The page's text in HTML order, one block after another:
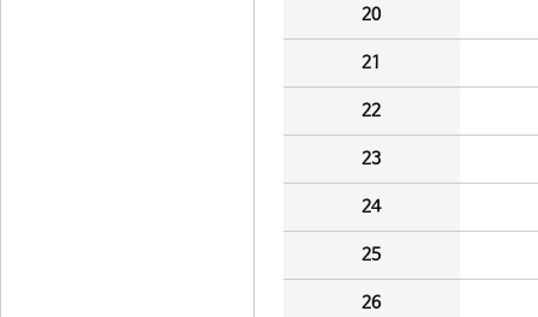
20
21
22
23
24
25
26